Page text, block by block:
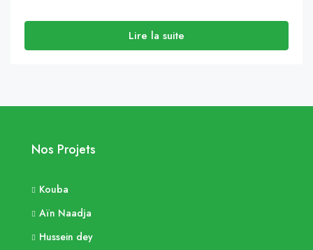
Lire la suite
Nos Projets
Kouba
Aïn Naadja
Hussein dey